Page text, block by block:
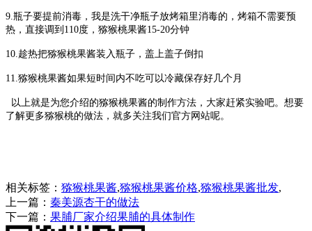
9.瓶子要提前消毒，我是洗干净瓶子放烤箱里消毒的，烤箱不需要预
热，直接调到 110度，猕猴桃果酱15-20分钟
10.趁热把猕猴桃果酱装入瓶子，盖上盖子倒扣
11.猕猴桃果酱如果短时间内不吃可以冷藏保存好几个月
以上就是为您介绍的猕猴桃果酱的制作方法，大家赶紧实验吧。想要
了解更多猕猴桃的做法，就多关注我们官方网站呢。
相关标签： 猕猴桃果酱,猕猴桃果酱价格,猕猴桃果酱批发,
上一篇： 秦美源杏干的做法
下一篇： 果脯厂家介绍果脯的具体制作